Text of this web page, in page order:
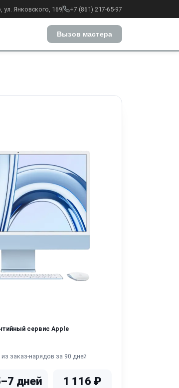
ул. Янковского, 169 +7 (861) 217-65-97
Вызов мастера
сервис Apple
из заказ-нарядов за 90 дней
дней 1 116 ₽